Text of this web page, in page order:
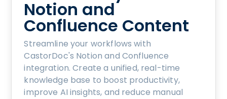
Notion and
Confluence Content
Streamline your workflows with
CastorDoc's Notion and Confluence
integration. Create a unified, real-time
knowledge base to boost productivity,
improve AI insights, and reduce manual